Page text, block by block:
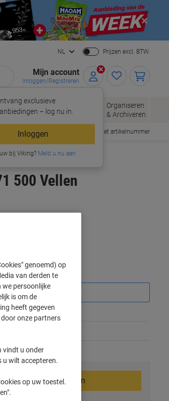
Close
NL Prijzen excl. BTW.
Mijn account
Inloggen/Registreren
exclusieve
– log nu in.
Inloggen
bij Viking?Meld u nu aan
Enveloppen
Kantoorartikelen
Organiseren
& Archiveren
Snel bestellen met artikelnummer
500 Vellen
€
€ -5%
2-3 werkdagen
In winkelwagen
genoemd) op
van derden te
persoonlijke
is om de
heeft gegeven
onze partners
vindt u onder
u wilt accepteren.
op uw toestel.